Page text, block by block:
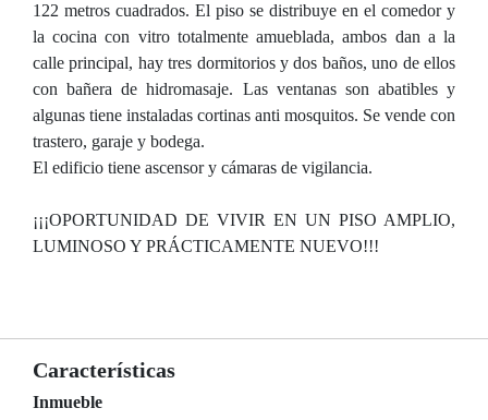
122 metros cuadrados. El piso se distribuye en el comedor y
la cocina con vitro totalmente amueblada, ambos dan a la
calle principal, hay tres dormitorios y dos baños, uno de ellos
con bañera de hidromasaje. Las ventanas son abatibles y
algunas tiene instaladas cortinas anti mosquitos. Se vende con
trastero, garaje y bodega.
El edificio tiene ascensor y cámaras de vigilancia.
¡¡¡OPORTUNIDAD DE VIVIR EN UN PISO AMPLIO,
LUMINOSO Y PRÁCTICAMENTE NUEVO!!!
Características
Inmueble